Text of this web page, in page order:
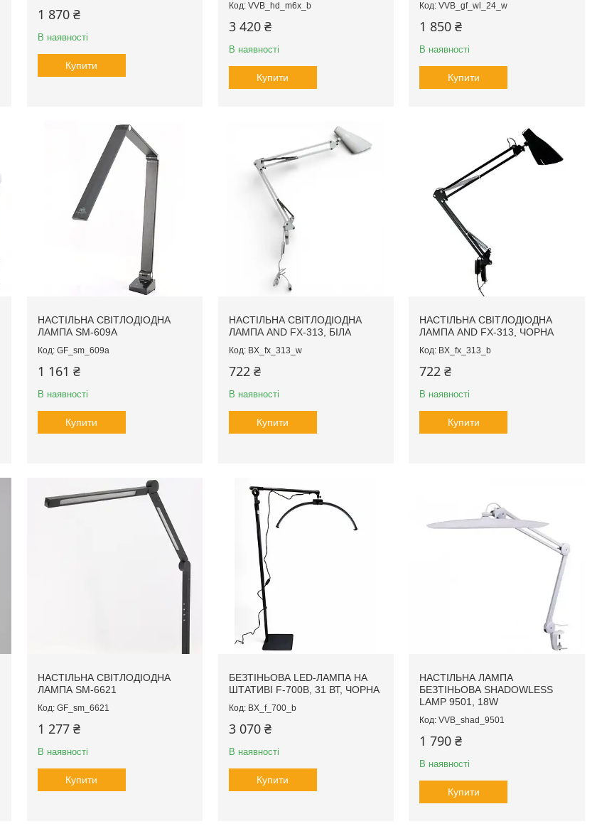
1 870 ₴
В наявності
Купити
VVB_hd_m6x_b
3 420 ₴
В наявності
Купити
VVB_gf_wl_24_w
1 850 ₴
В наявності
Купити
НАСТІЛЬНА СВІТЛОДІОДНА
ЛАМПА SM-609A
GF_sm_609а
1 161 ₴
В наявності
Купити
НАСТІЛЬНА СВІТЛОДІОДНА
ЛАМПА AND FX-313, БІЛА
BX_fx_313_w
722 ₴
В наявності
Купити
НАСТІЛЬНА СВІТЛОДІОДНА
ЛАМПА AND FX-313, ЧОРНА
BX_fx_313_b
722 ₴
В наявності
Купити
НАСТІЛЬНА СВІТЛОДІОДНА
ЛАМПА SM-6621
GF_sm_6621
1 277 ₴
В наявності
Купити
БЕЗТІНЬОВА LED-ЛАМПА НА
ШТАТИВІ F-700B, 31 ВТ, ЧОРНА
BX_f_700_b
3 070 ₴
В наявності
Купити
НАСТІЛЬНА ЛАМПА
БЕЗТІНЬОВА SHADOWLESS
LAMP 9501, 18W
VVB_shad_9501
1 790 ₴
В наявності
Купити